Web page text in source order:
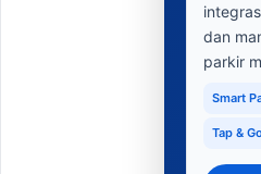
dan
parkir
Smart
Tap &